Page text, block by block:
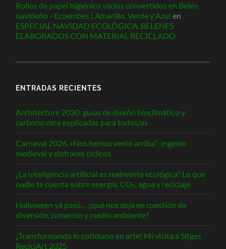
Rollos de papel higiénico vacíos convertidos en Belén
navideño - Ecoembes | Amarillo, Verde y Azul en
ESPECIAL NAVIDAD ECOLÓGICA. BELENES
ELABORADOS CON MATERIAL RECICLADO
ENTRADAS RECIENTES
Architecture 2030: guías de diseño bioclimático y
carbono cero explicadas para todos/as
Carnaval 2026. «Nos hemos venío arriba”: ingenio
medieval y disfraces cíclicos
¿La inteligencia artificial es realmente ecológica? Lo que
nadie te cuenta sobre energía, CO₂, agua y reciclaje
Halloween ya pasó… ¿qué nos deja en cuestión de
diversión, comercio y medio ambiente?
¡Transformando lo cotidiano en arte! Mi visita a Sitges
ReciclArt 2025